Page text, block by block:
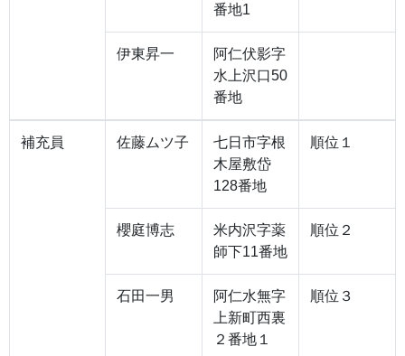
番地1
伊東昇一
阿仁伏影字
水上沢口50
番地
補充員 佐藤ムツ子
七日市字根
木屋敷岱
128番地
順位１
櫻庭博志
米内沢字薬
師下11番地
順位２
石田一男
阿仁水無字
上新町西裏
２番地１
順位３